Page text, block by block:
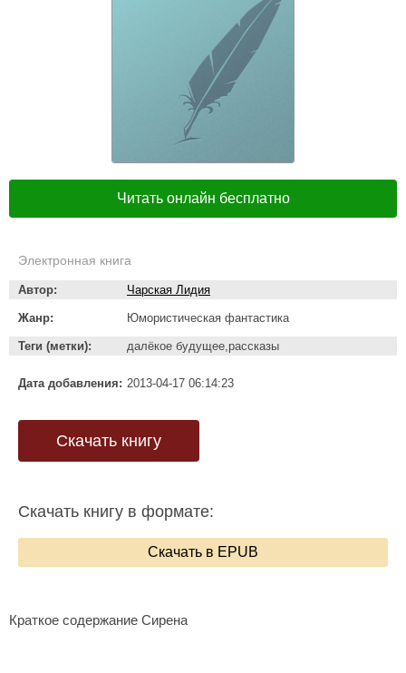
Читать онлайн бесплатно
Электронная книга
Автор: Чарская Лидия
Жанр: Юмористическая фантастика
Теги (метки): далёкое будущее,рассказы
Дата добавления: 2013-04-17 06:14:23
Скачать книгу
Скачать книгу в формате:
Скачать в EPUB
Краткое содержание Сирена